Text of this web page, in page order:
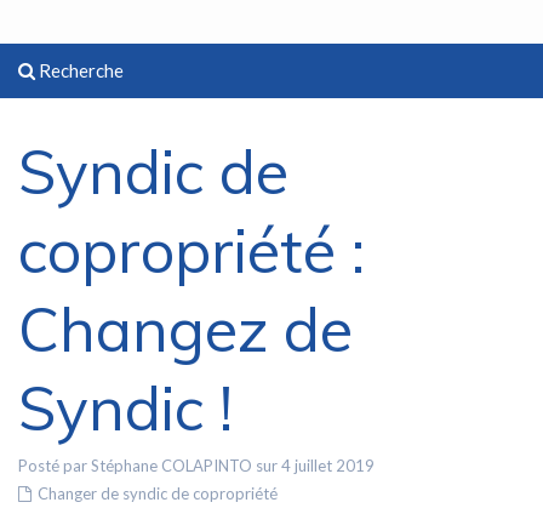
Recherche
Syndic de
copropriété :
Changez de
Syndic !
Posté par Stéphane COLAPINTO sur 4 juillet 2019
Changer de syndic de copropriété